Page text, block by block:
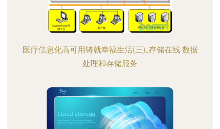
医疗信息化高可用铸就幸福生活(三)_存储在线 数据
处理和存储服务